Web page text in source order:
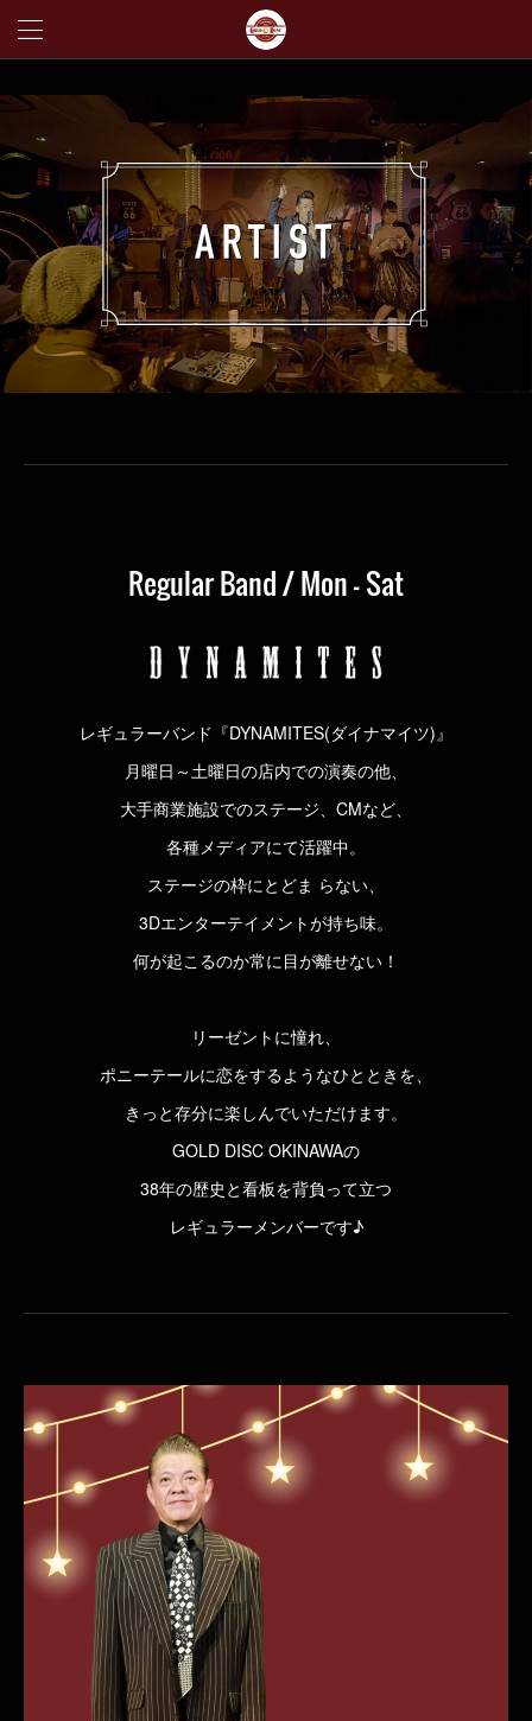
Regular Band / Mon - Sat
レギュラーバンド『DYNAMITES(ダイナマイツ)』
月曜日～土曜日の店内での演奏の他、
大手商業施設でのステージ、CMなど、
各種メディアにて活躍中。
ステージの枠にとどま らない、
3Dエンターテイメントが持ち味。
何が起こるのか常に目が離せない！
リーゼントに憧れ、
ポニーテールに恋をするようなひとときを、
きっと存分に楽しんでいただけます。
GOLD DISC OKINAWAの
38年の歴史と看板を背負って立つ
レギュラーメンバーです♪